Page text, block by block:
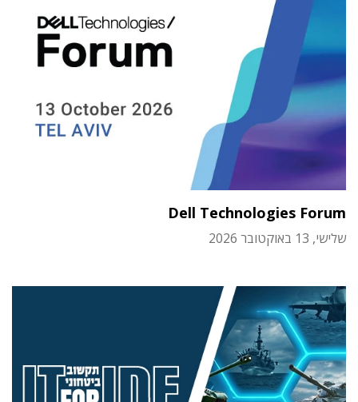
Dell Technologies Forum
שלישי, 13 באוקטובר 2026